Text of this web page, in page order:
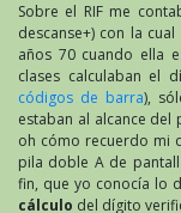
Sobre el RIF me
descanse+) con la
años 70 cuando ella
clases calculaban el
códigos de barra),
estaban al alcance
oh cómo recuerdo mi
pila doble A de
fin, que yo conocía lo
cálculo del dígito